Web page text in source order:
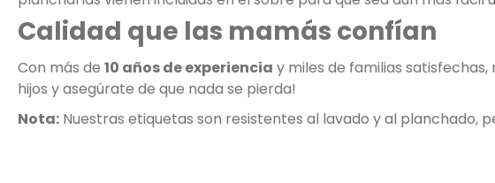
Calidad que las mamás confían
Con más de 10 años de experiencia y miles de familias
hijos y asegúrate de que nada se pierda!
Nota: Nuestras etiquetas son resistentes al lavado y al planchado,